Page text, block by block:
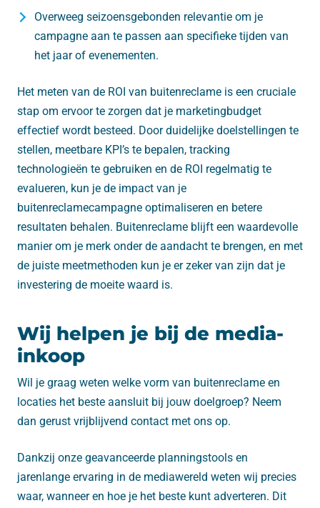
Overweeg seizoensgebonden relevantie om je
campagne aan te passen aan specifieke tijden van
het jaar of evenementen.
Het meten van de ROI van buitenreclame is een cruciale
stap om ervoor te zorgen dat je marketingbudget
effectief wordt besteed. Door duidelijke doelstellingen te
stellen, meetbare KPI’s te bepalen, tracking
technologieën te gebruiken en de ROI regelmatig te
evalueren, kun je de impact van je
buitenreclamecampagne optimaliseren en betere
resultaten behalen. Buitenreclame blijft een waardevolle
manier om je merk onder de aandacht te brengen, en met
de juiste meetmethoden kun je er zeker van zijn dat je
investering de moeite waard is.
Wij helpen je bij de media-
inkoop
Wil je graag weten welke vorm van buitenreclame en
locaties het beste aansluit bij jouw doelgroep? Neem
dan gerust vrijblijvend contact met ons op.
Dankzij onze geavanceerde planningstools en
jarenlange ervaring in de mediawereld weten wij precies
waar, wanneer en hoe je het beste kunt adverteren. Dit